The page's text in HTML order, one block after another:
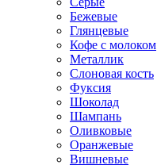
Бежевые
Глянцевые
Кофе с молоком
Металлик
Слоновая кость
Фуксия
Шоколад
Шампань
Оливковые
Оранжевые
Вишневые